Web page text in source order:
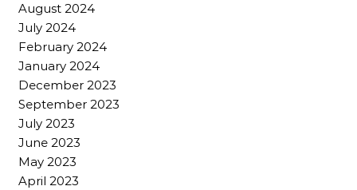
August 2024
July 2024
February 2024
January 2024
December 2023
September 2023
July 2023
June 2023
May 2023
April 2023